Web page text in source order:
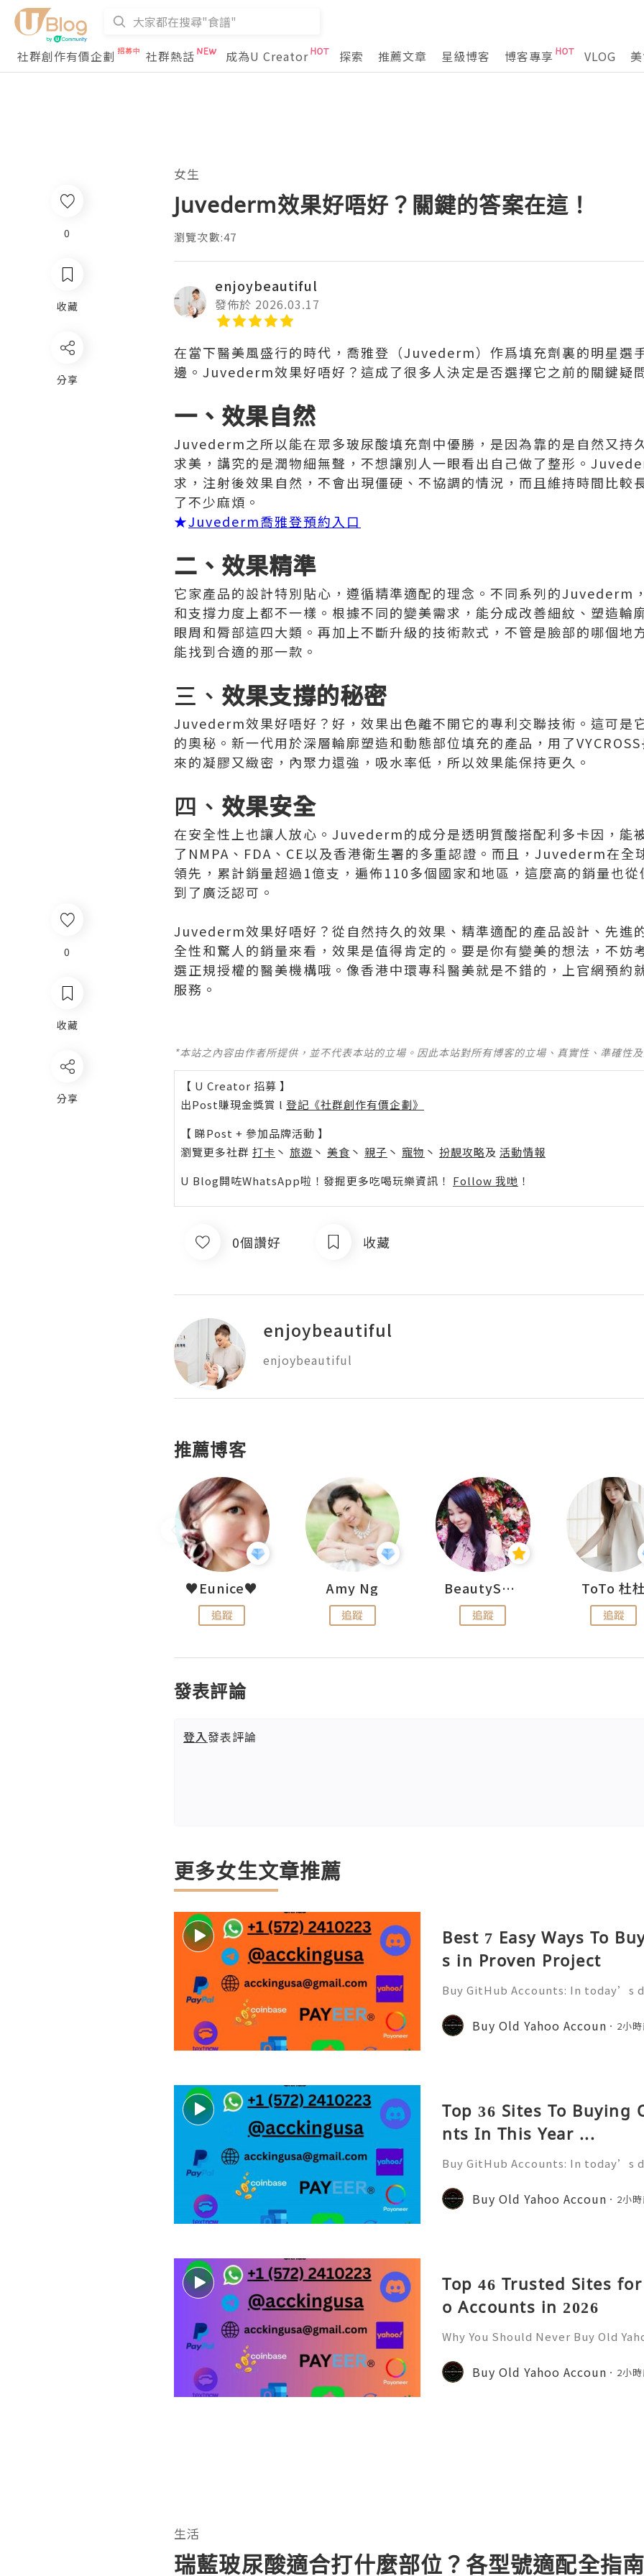
社群創作有價企劃
社群熱話 成為U Creator 探索 推薦文章 星級博客 博客專享 VLOG
0
收藏
分享
女生
Juvederm效果好唔好？關鍵的答案在這！
瀏覽次數:47
enjoybeautiful
發佈於 2026.03.17
在當下醫美風盛行的時代，喬雅登（Juvederm）作爲填充劑裏的明星選
邊。Juvederm效果好唔好？這成了很多人決定是否選擇它之前的關鍵疑
一、效果自然
Juvederm之所以能在眾多玻尿酸填充劑中優勝，是因為靠的是自然又持
求美，講究的是潤物細無聲，不想讓別人一眼看出自己做了整形。
求，注射後效果自然，不會出現僵硬、不協調的情況，而且維持時間比較
了不少麻煩。
★Juvederm喬雅登預約入口
二、效果精準
它家產品的設計特別貼心，遵循精準適配的理念。不同系列的Juvederm
和支撐力度上都不一樣。根據不同的變美需求，能分成改善細紋、塑造輪
眼周和脣部這四大類。再加上不斷升級的技術款式，不管是臉部的哪個地
能找到合適的那一款。
三、 效果支撐的秘密
Juvederm效果好唔好？好，效果出色離不開它的專利交聯技術。這可是
的奧秘。新一代用於深層輪廓塑造和動態部位填充的產品，用了
來的凝膠又緻密，內聚力還強，吸水率低，所以效果能保持更久。
四、 效果安全
在安全性上也讓人放心。Juvederm的成分是透明質酸搭配利多卡因，能
了NMPA、FDA、CE以及香港衛生署的多重認證。而且，Juvederm在全
領先，累計銷量超過1億支，遍佈110多個國家和地區，這麼高的銷量也
到了廣泛認可。
Juvederm效果好唔好？從自然持久的效果、精準適配的產品設計、先進
全性和驚人的銷量來看，效果是值得肯定的。要是你有變美的想法，不妨
選正規授權的醫美機構哦。像香港中環專科醫美就是不錯的，上官網預約
服務。
*本站之內容由作者所提供，並不代表本站的立場。因此本站對所有博客的立場、真實性、準確性
【 U Creator 招募 】
出Post賺現金獎賞 l 登記《社群創作有價企劃》
【 睇Post + 參加品牌活動 】
瀏覽更多社群 打卡 丶 旅遊 丶 美食 丶 親子 丶 寵物 丶 扮靚攻略及 活動情報
U Blog開咗WhatsApp啦！發掘更多吃喝玩樂資訊！ Follow 我哋 ！
0個讚好 收藏
enjoybeautiful
enjoybeautiful
推薦博客
♥Eunice♥
追蹤
Amy Ng
追蹤
BeautySearch
追蹤
ToTo 杜杜
追蹤
發表評論
登入發表評論
更多女生文章推薦
Best 7 Easy Ways To
s in Proven Project
Buy GitHub Accounts: In today’s
n ever. GitHub has become one
forms for developers, compa
Buy Old Yahoo Accoun 2小
Top 36 Sites To Buying
nts In This Year ...
Buy GitHub Accounts: In today’s
n ever. GitHub has become one
forms for developers, compa
Buy Old Yahoo Accoun 2小
Top 46 Trusted Sites
o Accounts in 2026
Why You Should Never Buy Old
onal communication, business
ccount recovery. Because of
Buy Old Yahoo Accoun 2小
0
收藏
分享
生活
瑞藍玻尿酸適合打什麼部位？各型號適配全指南